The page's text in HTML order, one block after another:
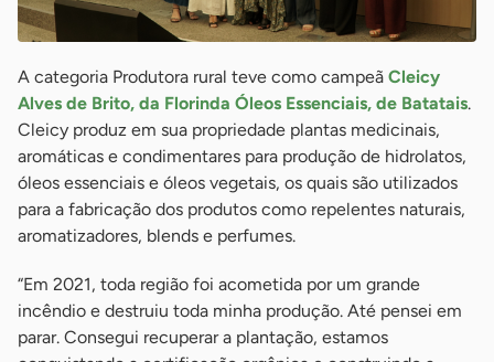
A categoria Produtora rural teve como campeã Cleicy
Alves de Brito, da Florinda Óleos Essenciais, de Batatais.
Cleicy produz em sua propriedade plantas medicinais,
aromáticas e condimentares para produção de hidrolatos,
óleos essenciais e óleos vegetais, os quais são utilizados
para a fabricação dos produtos como repelentes naturais,
aromatizadores, blends e perfumes.
“Em 2021, toda região foi acometida por um grande
incêndio e destruiu toda minha produção. Até pensei em
parar. Consegui recuperar a plantação, estamos